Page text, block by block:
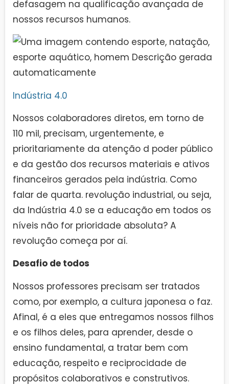
defasagem na qualificação avançada de
nossos recursos humanos.
Indústria 4.0
Nossos colaboradores diretos, em torno de
110 mil, precisam, urgentemente, e
prioritariamente da atenção d poder público
e da gestão dos recursos materiais e ativos
financeiros gerados pela indústria. Como
falar de quarta. revolução industrial, ou seja,
da Indústria 4.0 se a educação em todos os
níveis não for prioridade absoluta? A
revolução começa por aí.
Desafio de todos
Nossos professores precisam ser tratados
como, por exemplo, a cultura japonesa o faz.
Afinal, é a eles que entregamos nossos filhos
e os filhos deles, para aprender, desde o
ensino fundamental, a tratar bem com
educação, respeito e reciprocidade de
propósitos colaborativos e construtivos.